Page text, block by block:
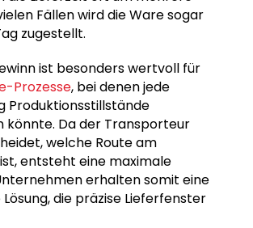
Fällen wird die Ware sogar
zugestellt.
ist besonders wertvoll für
Prozesse, bei denen jede
Produktionsstillstände
könnte. Da der Transporteur
welche Route am
entsteht eine maximale
erhalten somit eine
Lösung, die präzise Lieferfenster